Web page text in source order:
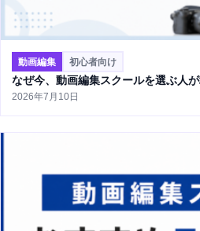
動画編集 初心者向け
なぜ今、動画編集スクールを選ぶ人
2026年7月10日